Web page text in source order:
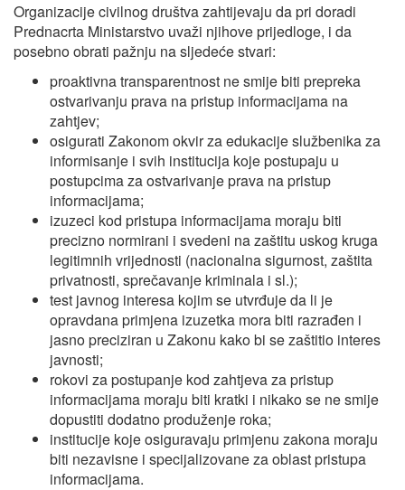
Organizacije civilnog društva zahtijevaju da pri doradi
Prednacrta Ministarstvo uvaži njihove prijedloge, i da
posebno obrati pažnju na sljedeće stvari:
proaktivna transparentnost ne smije biti prepreka
ostvarivanju prava na pristup informacijama na
zahtjev;
osigurati Zakonom okvir za edukacije službenika za
informisanje i svih institucija koje postupaju u
postupcima za ostvarivanje prava na pristup
informacijama;
izuzeci kod pristupa informacijama moraju biti
precizno normirani i svedeni na zaštitu uskog kruga
legitimnih vrijednosti (nacionalna sigurnost, zaštita
privatnosti, sprečavanje kriminala i sl.);
test javnog interesa kojim se utvrđuje da li je
opravdana primjena izuzetka mora biti razrađen i
jasno preciziran u Zakonu kako bi se zaštitio interes
javnosti;
rokovi za postupanje kod zahtjeva za pristup
informacijama moraju biti kratki i nikako se ne smije
dopustiti dodatno produženje roka;
institucije koje osiguravaju primjenu zakona moraju
biti nezavisne i specijalizovane za oblast pristupa
informacijama.